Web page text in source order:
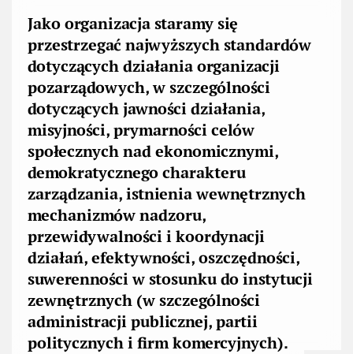
Jako organizacja staramy się
przestrzegać najwyższych standardów
dotyczących działania organizacji
pozarządowych, w szczególności
dotyczących jawności działania,
misyjności, prymarności celów
społecznych nad ekonomicznymi,
demokratycznego charakteru
zarządzania, istnienia wewnętrznych
mechanizmów nadzoru,
przewidywalności i koordynacji
działań, efektywności, oszczędności,
suwerenności w stosunku do instytucji
zewnętrznych (w szczególności
administracji publicznej, partii
politycznych i firm komercyjnych).